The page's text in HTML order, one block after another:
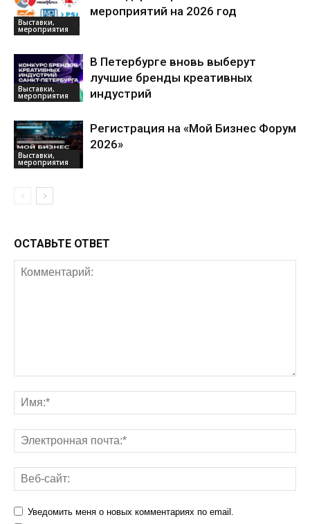
Выставки,
мероприятия
мероприятий на 2026 год
Выставки,
мероприятия
В Петербурге вновь выберут
лучшие бренды креативных
индустрий
Выставки,
мероприятия
Регистрация на «Мой Бизнес Форум
2026»
ОСТАВЬТЕ ОТВЕТ
Уведомить меня о новых комментариях по email.